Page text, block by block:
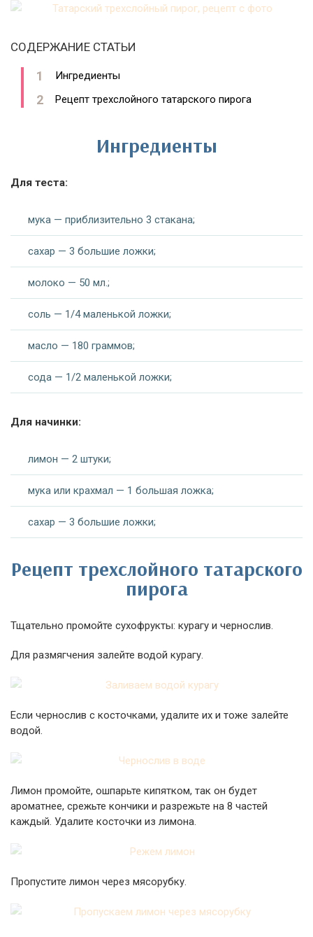
СОДЕРЖАНИЕ СТАТЬИ
Ингредиенты
Рецепт трехслойного татарского пирога
Ингредиенты
Для теста:
мука — приблизительно 3 стакана;
сахар — 3 большие ложки;
молоко — 50 мл.;
соль — 1/4 маленькой ложки;
масло — 180 граммов;
сода — 1/2 маленькой ложки;
Для начинки:
лимон — 2 штуки;
мука или крахмал — 1 большая ложка;
сахар — 3 большие ложки;
Рецепт трехслойного татарского
пирога
Тщательно промойте сухофрукты: курагу и чернослив.
Для размягчения залейте водой курагу.
Если чернослив с косточками, удалите их и тоже залейте
водой.
Лимон промойте, ошпарьте кипятком, так он будет
ароматнее, срежьте кончики и разрежьте на 8 частей
каждый. Удалите косточки из лимона.
Пропустите лимон через мясорубку.